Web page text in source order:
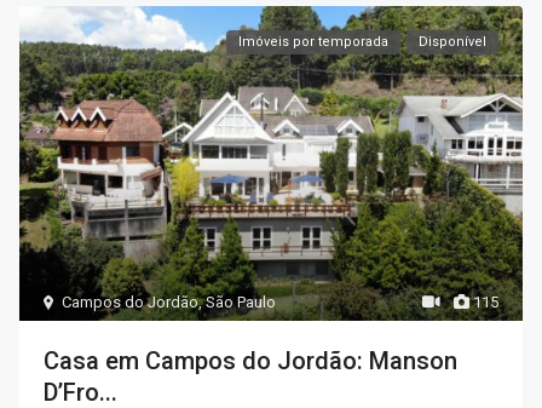
115
Campos do Jordão,São Paulo
Imóveis por temporada Disponível
Casa em Campos do Jordão: Manson
D’Fro...